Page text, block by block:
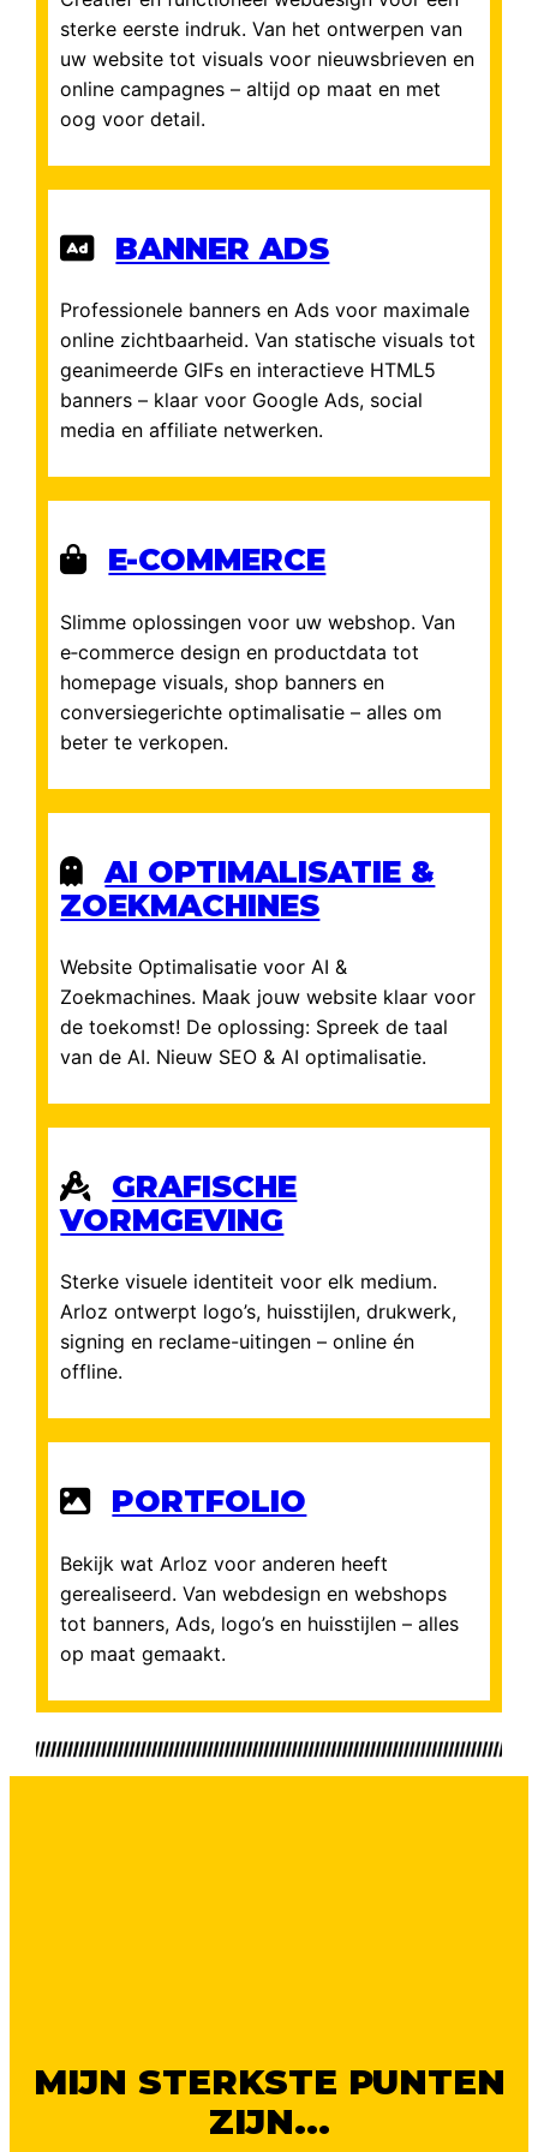
of vul hetcontactformulierin.
sterke eerste indruk. Van het ontwerpen van
uw website tot visuals voor nieuwsbrieven en
online campagnes – altijd op maat en met
oog voor detail.
BANNER ADS
Professionele banners en Ads voor maximale
online zichtbaarheid. Van statische visuals tot
geanimeerde GIFs en interactieve HTML5
banners – klaar voor Google Ads, social
media en affiliate netwerken.
E-COMMERCE
Slimme oplossingen voor uw webshop. Van
e‑commerce design en productdata tot
homepage visuals, shop banners en
conversiegerichte optimalisatie – alles om
beter te verkopen.
AI OPTIMALISATIE &
ZOEKMACHINES
Website Optimalisatie voor AI &
Zoekmachines. Maak jouw website klaar voor
de toekomst! De oplossing: Spreek de taal
van de AI. Nieuw SEO & AI optimalisatie.
GRAFISCHE
VORMGEVING
Sterke visuele identiteit voor elk medium.
Arloz ontwerpt logo’s, huisstijlen, drukwerk,
signing en reclame-uitingen – online én
offline.
PORTFOLIO
Bekijk wat Arloz voor anderen heeft
gerealiseerd. Van webdesign en webshops
tot banners, Ads, logo’s en huisstijlen – alles
op maat gemaakt.
MIJN STERKSTE PUNTEN
ZIJN...